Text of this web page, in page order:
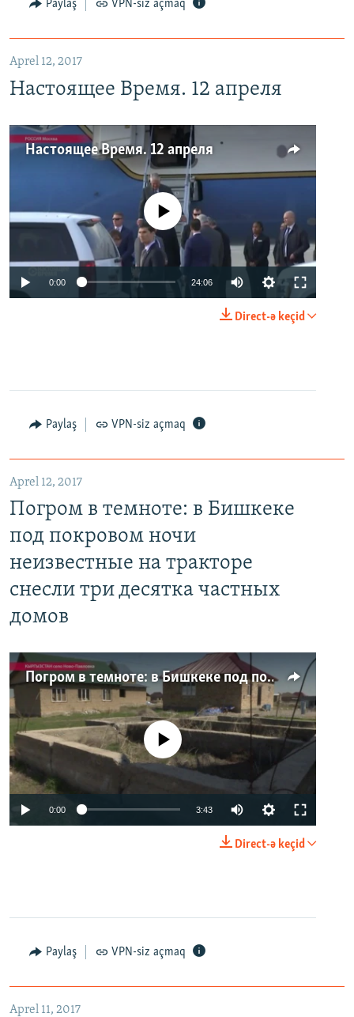
Paylaş VPN-siz açmaq
Aprel 12, 2017
Настоящее Время. 12 апреля
Настоящее Время. 12 апреля
No media source currently available
0:00 24:06
Direct-ə keçid
Paylaş VPN-siz açmaq
Aprel 12, 2017
Погром в темноте: в Бишкеке
под покровом ночи
неизвестные на тракторе
снесли три десятка частных
домов
Погром в темноте: в Бишкеке под покровом ночи неизвестные на тракторе снесли три десятка частных домов
No media source currently available
0:00 3:43
Direct-ə keçid
Paylaş VPN-siz açmaq
Aprel 11, 2017